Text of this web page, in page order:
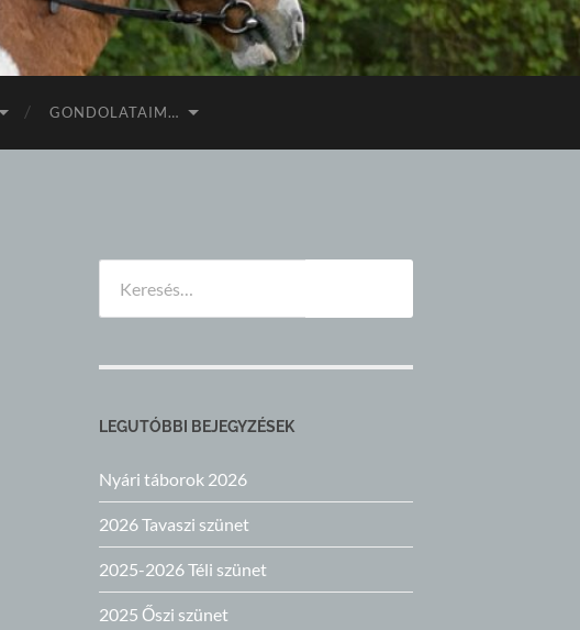
GONDOLATAIM…
LEGUTÓBBI BEJEGYZÉSEK
Nyári táborok 2026
2026 Tavaszi szünet
2025-2026 Téli szünet
2025 Őszi szünet